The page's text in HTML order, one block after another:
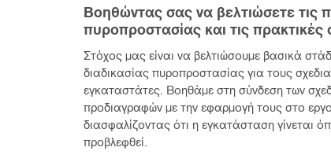
Βοηθώντας σας να βελτιώσετε τις
πυροπροστασίας και τις πρακτικές
Στόχος μας είναι να βελτιώσουμε βασικά
διαδικασίας πυροπροστασίας για τους
εγκαταστάτες. Βοηθάμε στη σύνδεση των
προδιαγραφών με την εφαρμογή τους στο
διασφαλίζοντας ότι η εγκατάσταση γίνεται
προβλεφθεί.